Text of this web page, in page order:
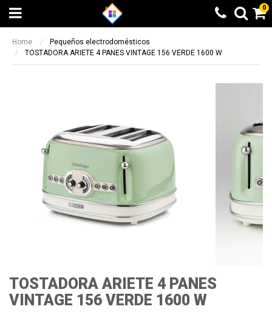
0
Home
Pequeños electrodomésticos
TOSTADORA ARIETE 4 PANES VINTAGE 156 VERDE 1600 W
TOSTADORA ARIETE 4 PANES
VINTAGE 156 VERDE 1600 W
Otras formas de pago
Todas las opciones de pago a través de
Mercado Pago
Otras formas de pago
Todas las opciones de pago a través de
Mercado Pago
reintegro sin tope. 9 y 12 cuotas sin
interés en productos seleccionados
Beneficio valido entre el 08/05/2023 y el
14/05/2023
Beneficio ICBC
9 cuotas sin interés en producto
BUSCAR
¡LISTO!